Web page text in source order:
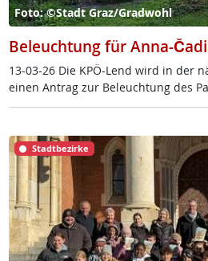
Foto: ©Stadt Graz/Gradwohl
Beleuchtung für Anna-
13-03-26 Die KPÖ-Lend wird in der
ei­nen An­trag zur Be­leuch­tung des
Stadtbezirke